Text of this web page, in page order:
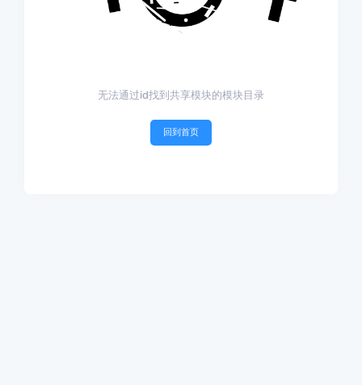
无法通过id找到共享模块的模块目录
回到首页